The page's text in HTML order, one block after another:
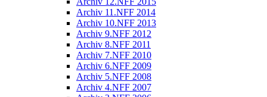
Archiv 11.NFF 2014
Archiv 10.NFF 2013
Archiv 9.NFF 2012
Archiv 8.NFF 2011
Archiv 7.NFF 2010
Archiv 6.NFF 2009
Archiv 5.NFF 2008
Archiv 4.NFF 2007